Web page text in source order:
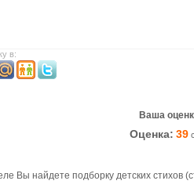
в:
Ваша
Оценка: 39
Вы найдете подборку детских стихов